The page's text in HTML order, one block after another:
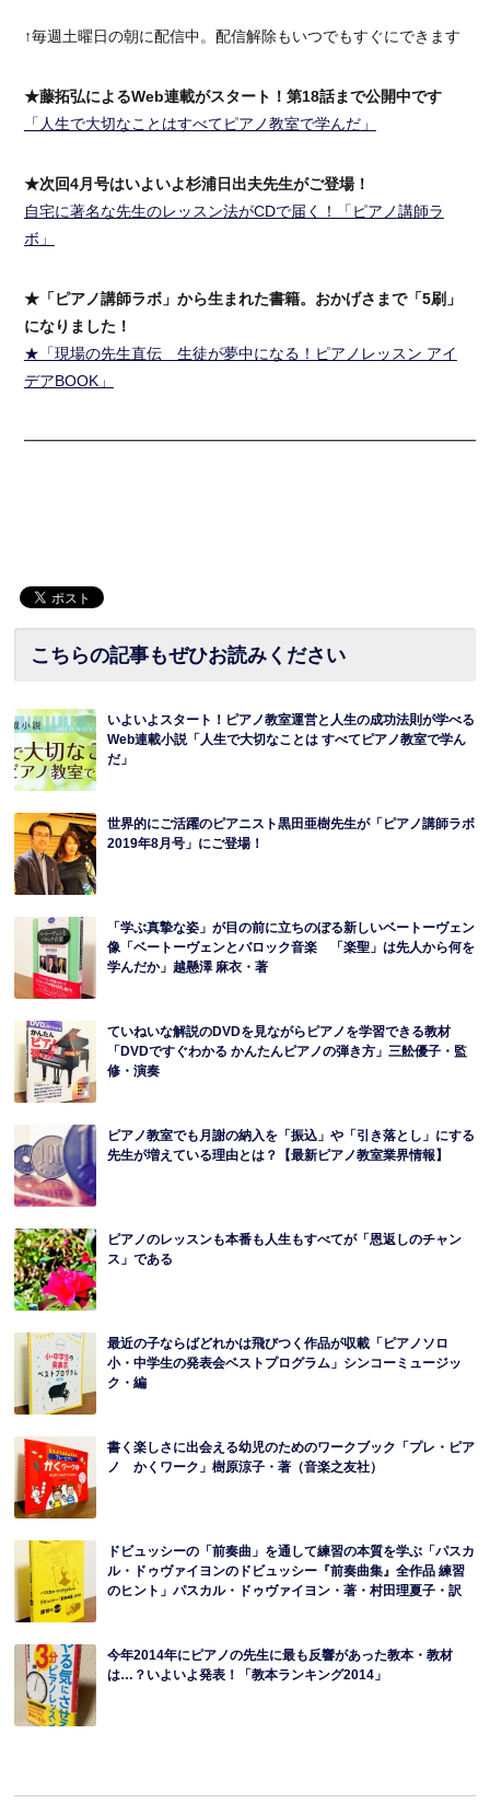
↑毎週土曜日の朝に配信中。配信解除もいつでもすぐにできます
★藤拓弘によるWeb連載がスタート！第18話まで公開中です
「人生で大切なことはすべてピアノ教室で学んだ」
★次回4月号はいよいよ杉浦日出夫先生がご登場！
自宅に著名な先生のレッスン法がCDで届く！「ピアノ講師ラ
ボ」
★「ピアノ講師ラボ」から生まれた書籍。おかげさまで「5刷」
になりました！
★「現場の先生直伝 生徒が夢中になる！ピアノレッスン アイ
デアBOOK」
こちらの記事もぜひお読みください
いよいよスタート！ピアノ教室運営と人生の成功法則が学べる
Web連載小説「人生で大切なことは すべてピアノ教室で学ん
だ」
世界的にご活躍のピアニスト黒田亜樹先生が「ピアノ講師ラボ
2019年8月号」にご登場！
「学ぶ真摯な姿」が目の前に立ちのぼる新しいベートーヴェン
像「ベートーヴェンとバロック音楽 「楽聖」は先人から何を
学んだか」越懸澤 麻衣・著
ていねいな解説のDVDを見ながらピアノを学習できる教材
「DVDですぐわかる かんたんピアノの弾き方」三舩優子・監
修・演奏
ピアノ教室でも月謝の納入を「振込」や「引き落とし」にする
先生が増えている理由とは？【最新ピアノ教室業界情報】
ピアノのレッスンも本番も人生もすべてが「恩返しのチャン
ス」である
最近の子ならばどれかは飛びつく作品が収載「ピアノソロ
小・中学生の発表会ベストプログラム」シンコーミュージッ
ク・編
書く楽しさに出会える幼児のためのワークブック「プレ・ピア
ノ かくワーク」樹原涼子・著（音楽之友社）
ドビュッシーの「前奏曲」を通して練習の本質を学ぶ「パスカ
ル・ドゥヴァイヨンのドビュッシー『前奏曲集』全作品 練習
のヒント」パスカル・ドゥヴァイヨン・著・村田理夏子・訳
今年2014年にピアノの先生に最も反響があった教本・教材
は…？いよいよ発表！「教本ランキング2014」